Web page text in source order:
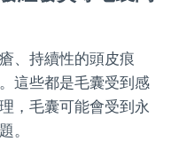
、持續性的頭皮痕
這些都是毛囊受到感
，毛囊可能會受到永
。